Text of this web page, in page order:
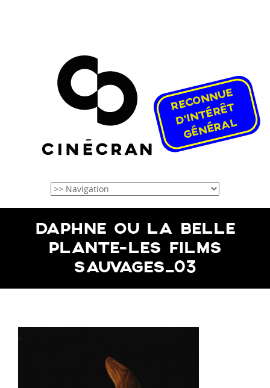
DAPHNE OU LA BELLE
PLANTE-LES FILMS
SAUVAGES_03